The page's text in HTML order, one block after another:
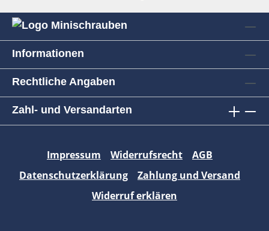
Informationen
Rechtliche Angaben
Zahl- und Versandarten
Impressum Widerrufsrecht
AGB
Datenschutzerklärung
Zahlung und Versand
Widerruf erklären